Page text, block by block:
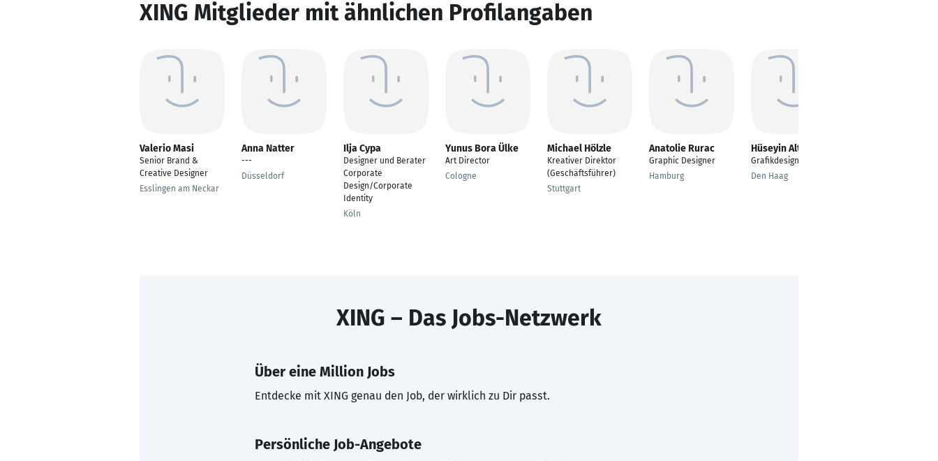
XING Mitglieder mit ähnlichen Profilangaben
Valerio Masi
Senior Brand &
Creative Designer
Esslingen am Neckar
Anna Natter
---
Düsseldorf
Ilja Cypa
Designer und Berater
Corporate
Design/Corporate
Identity
Köln
Yunus Bora Ülke
Art Director
Cologne
Michael Hölzle
Kreativer Direktor
(Geschäftsführer)
Stuttgart
Anatolie Rurac
Graphic Designer
Hamburg
Hüseyin Altınel
Grafikdesigner
Den Haag
XING – Das Jobs-Netzwerk
Über eine Million Jobs
Entdecke mit XING genau den Job, der wirklich zu Dir passt.
Persönliche Job-Angebote